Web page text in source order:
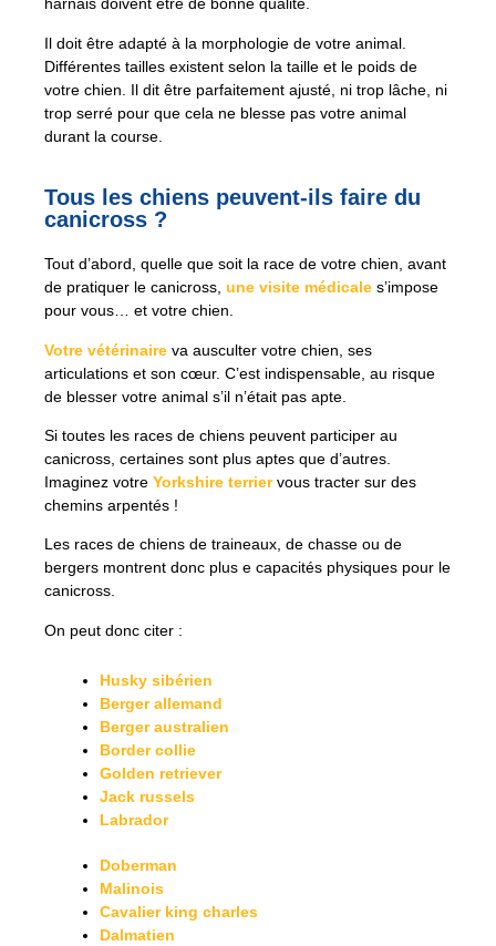
harnais doivent être de bonne qualité.
Il doit être adapté à la morphologie de votre animal.
Différentes tailles existent selon la taille et le poids de
votre chien. Il dit être parfaitement ajusté, ni trop lâche, ni
trop serré pour que cela ne blesse pas votre animal
durant la course.
Tous les chiens peuvent-ils faire du
canicross ?
Tout d’abord, quelle que soit la race de votre chien, avant
de pratiquer le canicross, une visite médicale s’impose
pour vous… et votre chien.
Votre vétérinaire va ausculter votre chien, ses
articulations et son cœur. C’est indispensable, au risque
de blesser votre animal s’il n’était pas apte.
Si toutes les races de chiens peuvent participer au
canicross, certaines sont plus aptes que d’autres.
Imaginez votre Yorkshire terriervous tracter sur des
chemins arpentés !
Les races de chiens de traineaux, de chasse ou de
bergers montrent donc plus e capacités physiques pour le
canicross.
On peut donc citer :
Husky sibérien
Berger allemand
Berger australien
Border collie
Golden retriever
Jack russels
Labrador
Doberman
Malinois
Cavalier king charles
Dalmatien